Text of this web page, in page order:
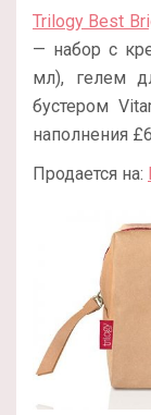
Trilogy Best
— набор с
мл), гелем
бустером
наполнения
Продается на: